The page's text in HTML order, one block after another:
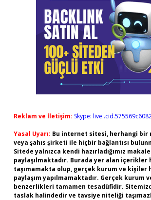
Reklam ve İletişim: Skype:
Yasal Uyarı: Bu internet sitesi, herhangi bir
veya şahıs şirketi ile hiçbir bağlantısı
Sitede yalnızca kendi hazırladığımız
paylaşılmaktadır. Burada yer alan içerikler
taşımamakta olup, gerçek kurum ve kişiler
paylaşım yapılmamaktadır. Gerçek kurum
benzerlikleri tamamen tesadüfidir.
taslak halindedir ve tavsiye niteliği